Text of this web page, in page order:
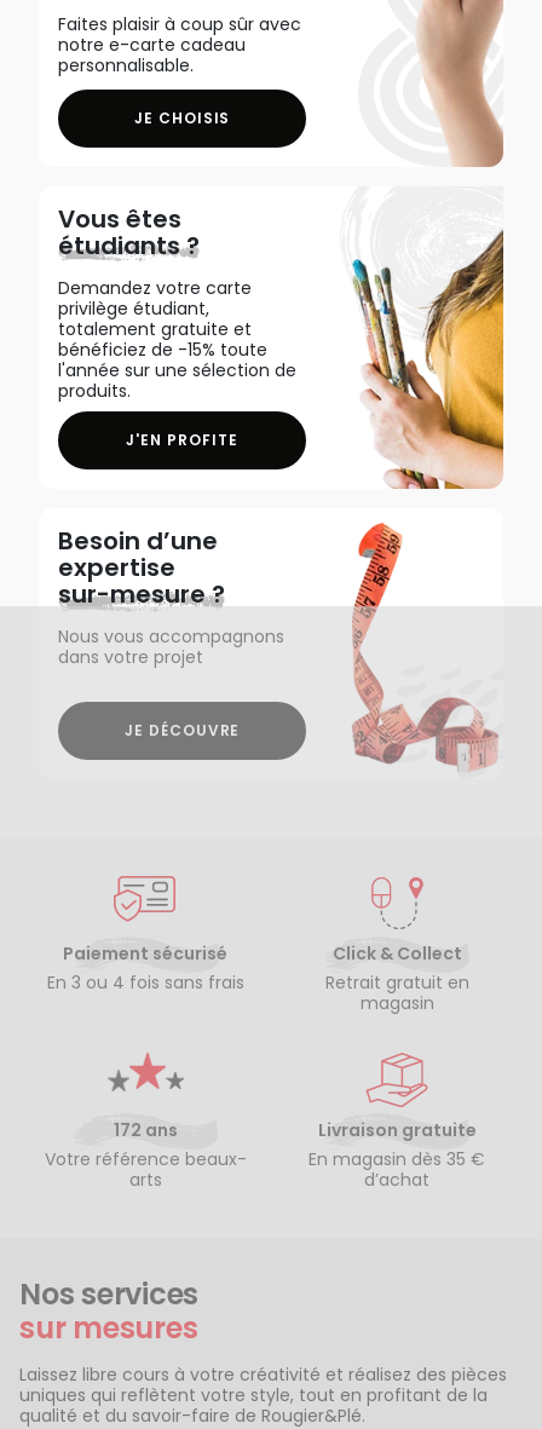
Faites plaisir à coup sûr avec
notre e-carte cadeau
personnalisable.
JE CHOISIS
Vous êtes
étudiants ?
Demandez votre carte
privilège étudiant,
totalement gratuite et
bénéficiez de -15% toute
l'année sur une sélection de
produits.
J'EN PROFITE
Besoin d’une
expertise
sur-mesure ?
Nous vous accompagnons
dans votre projet
JE DÉCOUVRE
Paiement sécurisé
En 3 ou 4 fois sans frais
Click & Collect
Retrait gratuit en
magasin
172 ans
Votre référence beaux-
arts
Livraison gratuite
En magasin dès 35 €
d’achat
Nos services
sur mesures
Laissez libre cours à votre créativité et réalisez des pièces
uniques qui reflètent votre style, tout en profitant de la
qualité et du savoir-faire de Rougier&Plé.